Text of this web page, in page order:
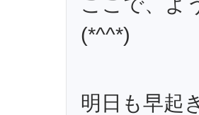
(*^^*)
明日も早起